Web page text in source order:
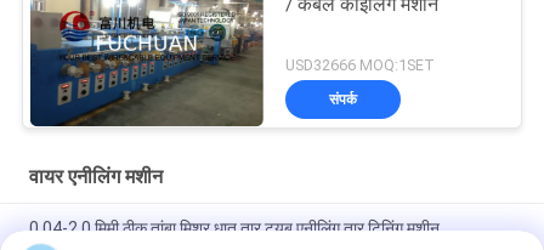
/ केबल कॉइलिंग मशीन
USD32666 MOQ:1SET
संपर्क
वायर एनीलिंग मशीन
0.04-2.0 मिमी ठीक तांबा मिश्र धातु तार ट्यूब एनीलिंग तार टिनिंग मशीन